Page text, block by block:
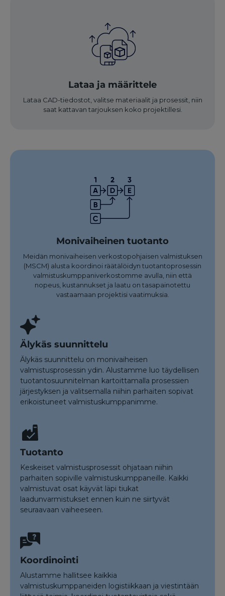
Lataa ja määrittele
Lataa CAD-tiedostot, valitse materiaalit ja prosessit, niin
saat kattavan tarjouksen koko projektillesi.
Monivaiheinen tuotanto
Meidän monivaiheisen verkostopohjaisen valmistuksen
(MSCM) alusta koordinoi räätälöidyn tuotantoprosessin
valmistuskumppaniverkostomme avulla, niin että
nopeus, kustannukset ja laatu on tasapainotettu
vastaamaan projektisi vaatimuksia.
Älykäs suunnittelu
Älykäs suunnittelu on monivaiheisen
valmistusprosessin ydin. Alustamme luo täydellisen
tuotantosuunnitelman kartoittamalla prosessien
järjestyksen ja valitsemalla niihin parhaiten sopivat
erikoistuneet valmistuskumppanimme.
Tuotanto
Keskeiset valmistusprosessit ohjataan niihin
parhaiten sopiville valmistuskumppaneille. Kaikki
valmistuvat osat käyvät läpi tiukat
laadunvarmistukset ennen kuin ne siirtyvät
seuraavaan vaiheeseen.
Koordinointi
Alustamme hallitsee kaikkia
valmistuskumppaneiden logistiikkaan ja viestintään